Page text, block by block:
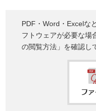
PDF・Word・Excelな
フトウェアが必要な場
の閲覧方法」を確認し